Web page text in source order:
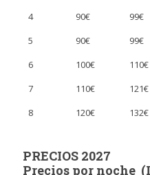
4
90€ 99€
5
90€ 99€
6
100€ 110€
7
110€ 121€
8
120€ 132€
PRECIOS 2027
Precios por noche